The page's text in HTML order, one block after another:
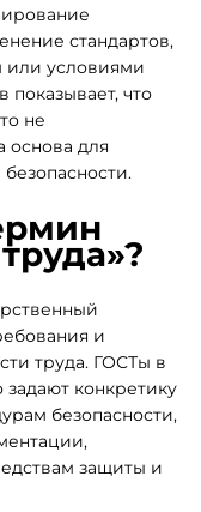
стандартов,
или условиями
показывает, что
не
основа для
и
труда. ГОСТы в
конкретику
безопасности,
защиты и